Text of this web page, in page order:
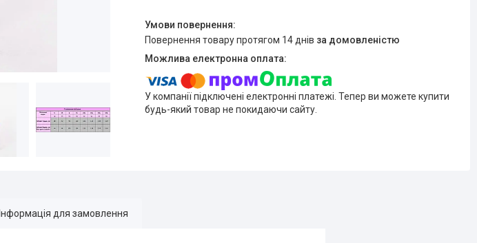
повернення товару протягом 14 днів за домовленістю
У компанії підключені електронні платежі. Тепер ви можете купити
будь-який товар не покидаючи сайту.
Інформація для замовлення